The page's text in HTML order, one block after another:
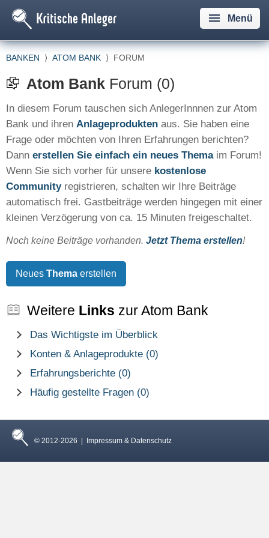
Menü
BANKEN ⟩ ATOM BANK ⟩ FORUM
Atom Bank Forum (0)
In diesem Forum tauschen sich AnlegerInnnen zur Atom
Bank und ihren Anlageprodukten aus. Sie haben eine
Frage oder möchten von Ihren Erfahrungen berichten?
Dann erstellen Sie einfach ein neues Themaim Forum!
Wenn Sie sich vorher für unsere kostenlose
Communityregistrieren, schalten wir Ihre Beiträge
automatisch frei. Gastbeiträge werden hingegen mit einer
kleinen Verzögerung von ca. 15 Minuten freigeschaltet.
Noch keine Beiträge vorhanden. Jetzt Thema erstellen!
Neues Thema erstellen
Weitere Links zur Atom Bank
Das Wichtigste im Überblick
Konten & Anlageprodukte (0)
Erfahrungsberichte (0)
Häufig gestellte Fragen (0)
© 2012-2026 | Impressum & Datenschutz